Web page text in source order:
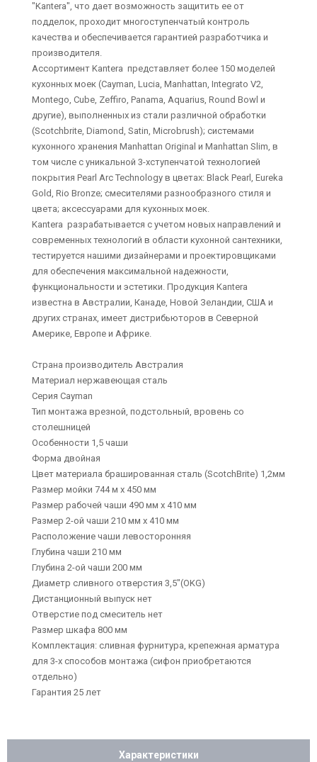
"Kantera", что дает возможность защитить ее от
подделок, проходит многоступенчатый контроль
качества и обеспечивается гарантией разработчика и
производителя.
Ассортимент Kantera представляет более 150 моделей
кухонных моек (Cayman, Lucia, Manhattan, Integrato V2,
Montego, Cube, Zeffiro, Panama, Aquarius, Round Bowl и
другие), выполненных из стали различной обработки
(Scotchbrite, Diamond, Satin, Microbrush); системами
кухонного хранения Manhattan Original и Manhattan Slim, в
том числе с уникальной 3-хступенчатой технологией
покрытия Pearl Arc Technology в цветах: Black Pearl, Eureka
Gold, Rio Bronze; смесителями разнообразного стиля и
цвета; аксессуарами для кухонных моек.
Kantera разрабатывается с учетом новых направлений и
современных технологий в области кухонной сантехники,
тестируется нашими дизайнерами и проектировщиками
для обеспечения максимальной надежности,
функциональности и эстетики. Продукция Kantera
известна в Австралии, Канаде, Новой Зеландии, США и
других странах, имеет дистрибьюторов в Северной
Америке, Европе и Африке.
Страна производитель Австралия
Материал нержавеющая сталь
Серия Cayman
Тип монтажа врезной, подстольный, вровень со
столешницей
Особенности 1,5 чаши
Форма двойная
Цвет материала брашированная сталь (ScotchBrite) 1,2мм
Размер мойки 744 м х 450 мм
Размер рабочей чаши 490 мм х 410 мм
Размер 2-ой чаши 210 мм х 410 мм
Расположение чаши левосторонняя
Глубина чаши 210 мм
Глубина 2-ой чаши 200 мм
Диаметр сливного отверстия 3,5"(OKG)
Дистанционный выпуск нет
Отверстие под смеситель нет
Размер шкафа 800 мм
Комплектация: сливная фурнитура, крепежная арматура
для 3-х способов монтажа (сифон приобретаются
отдельно)
Гарантия 25 лет
Характеристики